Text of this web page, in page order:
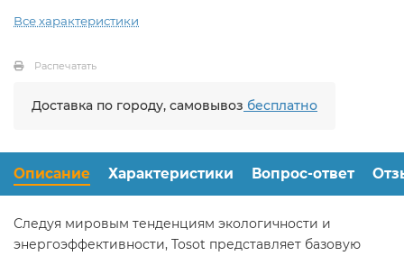
Все характеристики
Распечатать
Доставка по городу, самовывоз бесплатно
Описание Характеристики Вопрос-ответ
Следуя мировым тенденциям экологичности и
энергоэффективности, Tosot представляет базовую